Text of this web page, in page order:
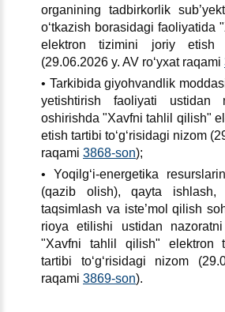
organining tadbirkorlik
oʻtkazish borasidagi faoliyatida
elektron tizimini joriy etish
(29.06.2026 y. AV roʻyхat raqami
• Tarkibida giyohvandlik
yetishtirish faoliyati ustidan
oshirishda "Xavfni tahlil qilish"
etish tartibi toʻgʻrisidagi nizom
raqami 3868-son);
• Yoqilgʻi-energetika
(qazib olish), qayta ishlash,
taqsimlash va iste’mol qilish
rioya etilishi ustidan
"Xavfni tahlil qilish" elektron
tartibi toʻgʻrisidagi nizom
raqami 3869-son).